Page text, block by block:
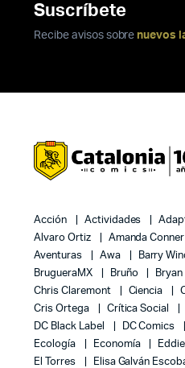
Suscríbete
Recibe avisos sobre nuevos
Acción Actividades
Alvaro Ortiz
Amanda Conner
Aventuras
Awa Barry
BrugueraMX
Bruño
Chris Claremont
Ciencia
Cris Ortega
Crítica Social
DC Black Label
DC Comics
Ecología
Economía
El Torres
Elisa Galván